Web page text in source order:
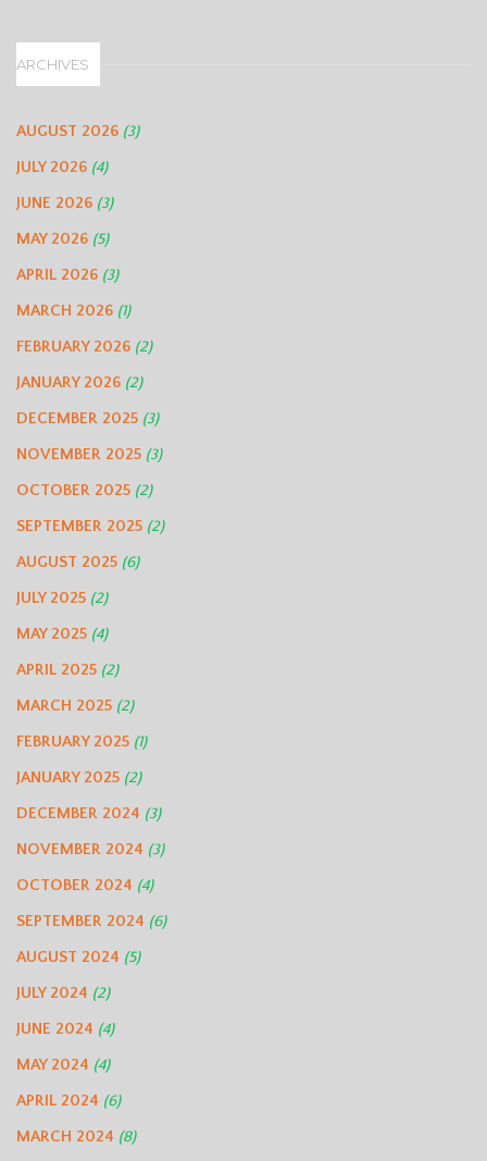
ARCHIVES
AUGUST 2026 (3)
JULY 2026 (4)
JUNE 2026 (3)
MAY 2026 (5)
APRIL 2026 (3)
MARCH 2026 (1)
FEBRUARY 2026 (2)
JANUARY 2026 (2)
DECEMBER 2025 (3)
NOVEMBER 2025 (3)
OCTOBER 2025 (2)
SEPTEMBER 2025 (2)
AUGUST 2025 (6)
JULY 2025 (2)
MAY 2025 (4)
APRIL 2025 (2)
MARCH 2025 (2)
FEBRUARY 2025 (1)
JANUARY 2025 (2)
DECEMBER 2024 (3)
NOVEMBER 2024 (3)
OCTOBER 2024 (4)
SEPTEMBER 2024 (6)
AUGUST 2024 (5)
JULY 2024 (2)
JUNE 2024 (4)
MAY 2024 (4)
APRIL 2024 (6)
MARCH 2024 (8)